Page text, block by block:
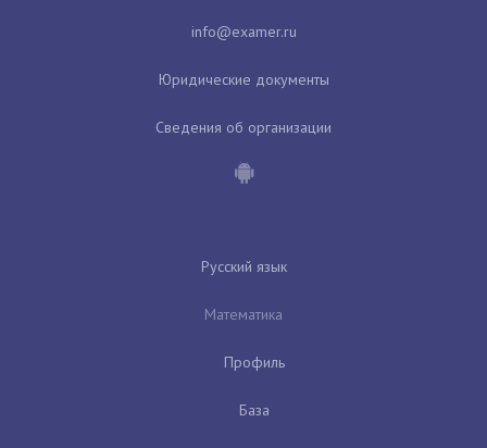
Юридические документы
Сведения об организации
Русский язык
Математика
Профиль
База